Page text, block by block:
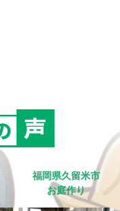
福岡県久留米市
お庭作り